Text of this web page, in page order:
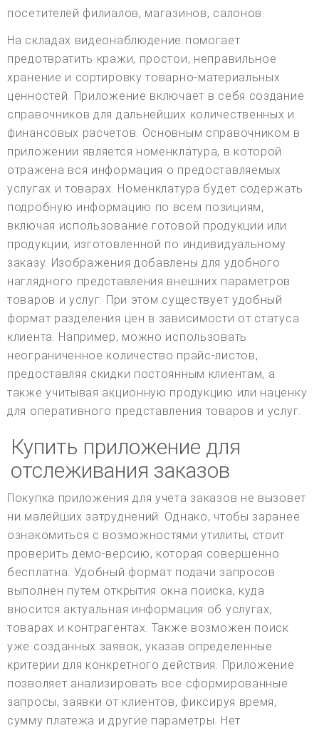
посетителей филиалов, магазинов, салонов.
На складах видеонаблюдение помогает
предотвратить кражи, простои, неправильное
хранение и сортировку товарно-материальных
ценностей. Приложение включает в себя создание
справочников для дальнейших количественных и
финансовых расчетов. Основным справочником в
приложении является номенклатура, в которой
отражена вся информация о предоставляемых
услугах и товарах. Номенклатура будет содержать
подробную информацию по всем позициям,
включая использование готовой продукции или
продукции, изготовленной по индивидуальному
заказу. Изображения добавлены для удобного
наглядного представления внешних параметров
товаров и услуг. При этом существует удобный
формат разделения цен в зависимости от статуса
клиента. Например, можно использовать
неограниченное количество прайс-листов,
предоставляя скидки постоянным клиентам, а
также учитывая акционную продукцию или наценку
для оперативного представления товаров и услуг.
Купить приложение для
отслеживания заказов
Покупка приложения для учета заказов не вызовет
ни малейших затруднений. Однако, чтобы заранее
ознакомиться с возможностями утилиты, стоит
проверить демо-версию, которая совершенно
бесплатна. Удобный формат подачи запросов
выполнен путем открытия окна поиска, куда
вносится актуальная информация об услугах,
товарах и контрагентах. Также возможен поиск
уже созданных заявок, указав определенные
критерии для конкретного действия. Приложение
позволяет анализировать все сформированные
запросы, заявки от клиентов, фиксируя время,
сумму платежа и другие параметры. Нет